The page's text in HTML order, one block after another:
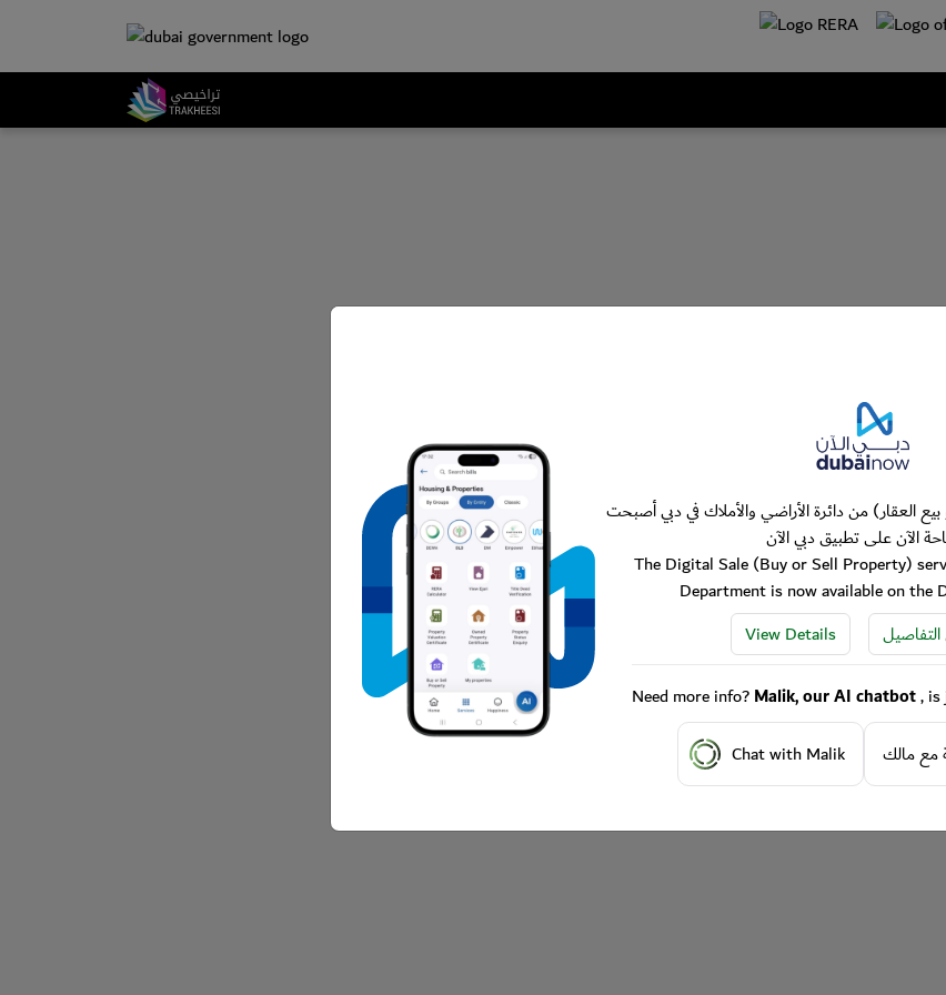
العقار) من دائرة الأراضي والأملاك في دبي أصبحت
الآن على تطبيق دبي الآن
The Digital Sale (Buy or Sell Property)
Department is now available on the
View Details
Need more info?Malik, our AI chatbot, is
Chat with Malik
مع مالك